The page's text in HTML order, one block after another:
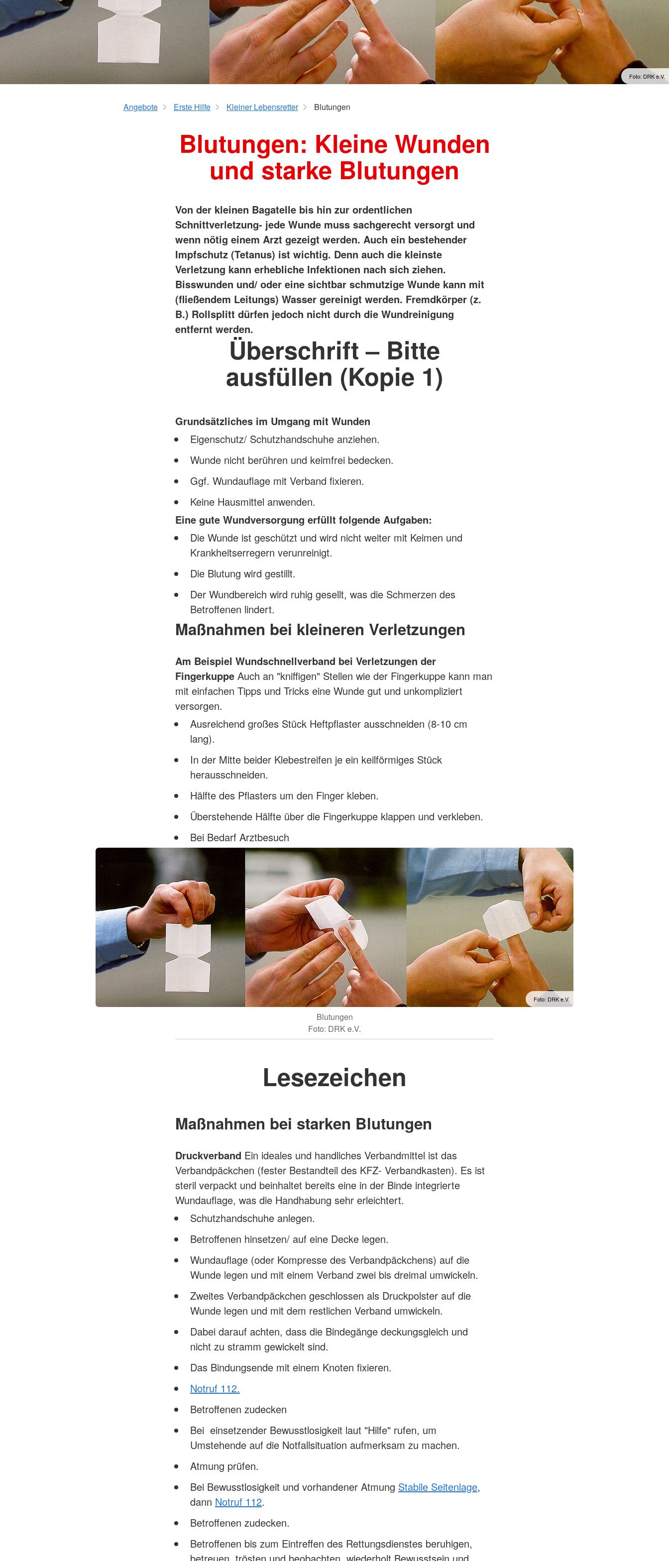
Foto: DRK e.V.
Angebote Erste Hilfe Kleiner Lebensretter Blutungen
Blutungen: Kleine Wunden
und starke Blutungen
Von der kleinen Bagatelle bis hin zur ordentlichen
Schnittverletzung- jede Wunde muss sachgerecht versorgt und
wenn nötig einem Arzt gezeigt werden. Auch ein bestehender
Impfschutz (Tetanus) ist wichtig. Denn auch die kleinste
Verletzung kann erhebliche Infektionen nach sich ziehen.
Bisswunden und/ oder eine sichtbar schmutzige Wunde kann mit
(fließendem Leitungs) Wasser gereinigt werden. Fremdkörper (z.
B.) Rollsplitt dürfen jedoch nicht durch die Wundreinigung
entfernt werden.
Überschrift – Bitte
ausfüllen (Kopie 1)
Foto: DRK e.V.
Blutungen
Foto: DRK e.V.
Grundsätzliches im Umgang mit Wunden
Eigenschutz/ Schutzhandschuhe anziehen.
Wunde nicht berühren und keimfrei bedecken.
Ggf. Wundauflage mit Verband fixieren.
Keine Hausmittel anwenden.
Eine gute Wundversorgung erfüllt folgende Aufgaben:
Die Wunde ist geschützt und wird nicht weiter mit Keimen und
Krankheitserregern verunreinigt.
Die Blutung wird gestillt.
Der Wundbereich wird ruhig gesellt, was die Schmerzen des
Betroffenen lindert.
Maßnahmen bei kleineren Verletzungen
Am Beispiel Wundschnellverband bei Verletzungen der
Fingerkuppe Auch an "kniffigen" Stellen wie der Fingerkuppe kann man
mit einfachen Tipps und Tricks eine Wunde gut und unkompliziert
versorgen.
Ausreichend großes Stück Heftpflaster ausschneiden (8-10 cm
lang).
In der Mitte beider Klebestreifen je ein keilförmiges Stück
herausschneiden.
Hälfte des Pflasters um den Finger kleben.
Überstehende Hälfte über die Fingerkuppe klappen und verkleben.
Bei Bedarf Arztbesuch
Lesezeichen
Maßnahmen bei starken Blutungen
Druckverband Ein ideales und handliches Verbandmittel ist das
Verbandpäckchen (fester Bestandteil des KFZ- Verbandkasten). Es ist
steril verpackt und beinhaltet bereits eine in der Binde integrierte
Wundauflage, was die Handhabung sehr erleichtert.
Schutzhandschuhe anlegen.
Betroffenen hinsetzen/ auf eine Decke legen.
Wundauflage (oder Kompresse des Verbandpäckchens) auf die
Wunde legen und mit einem Verband zwei bis dreimal umwickeln.
Zweites Verbandpäckchen geschlossen als Druckpolster auf die
Wunde legen und mit dem restlichen Verband umwickeln.
Dabei darauf achten, dass die Bindegänge deckungsgleich und
nicht zu stramm gewickelt sind.
Das Bindungsende mit einem Knoten fixieren.
Notruf 112.
Betroffenen zudecken
Bei einsetzender Bewusstlosigkeit laut "Hilfe" rufen, um
Umstehende auf die Notfallsituation aufmerksam zu machen.
Atmung prüfen.
Bei Bewusstlosigkeit und vorhandener Atmung Stabile Seitenlage,
dann Notruf 112.
Betroffenen zudecken.
Betroffenen bis zum Eintreffen des Rettungsdienstes beruhigen,